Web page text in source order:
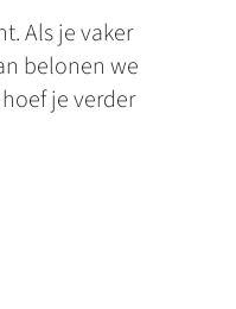
Als je vaker
belonen we
je verder